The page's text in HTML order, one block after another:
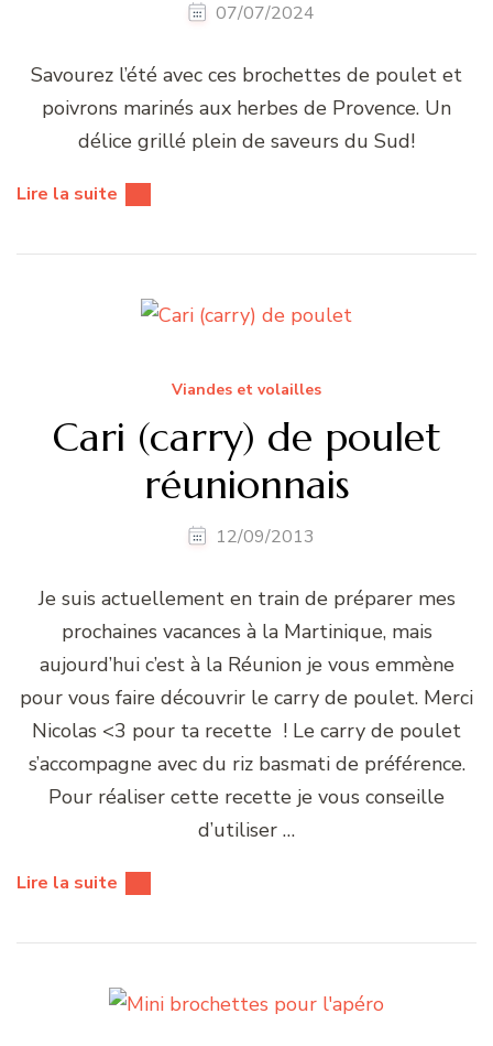
07/07/2024
Savourez l’été avec ces brochettes de poulet et
poivrons marinés aux herbes de Provence. Un
délice grillé plein de saveurs du Sud!
Lire la suite
Viandes et volailles
Cari (carry) de poulet
réunionnais
12/09/2013
Je suis actuellement en train de préparer mes
prochaines vacances à la Martinique, mais
aujourd’hui c’est à la Réunion je vous emmène
pour vous faire découvrir le carry de poulet. Merci
Nicolas <3 pour ta recette ! Le carry de poulet
s’accompagne avec du riz basmati de préférence.
Pour réaliser cette recette je vous conseille
d’utiliser …
Lire la suite